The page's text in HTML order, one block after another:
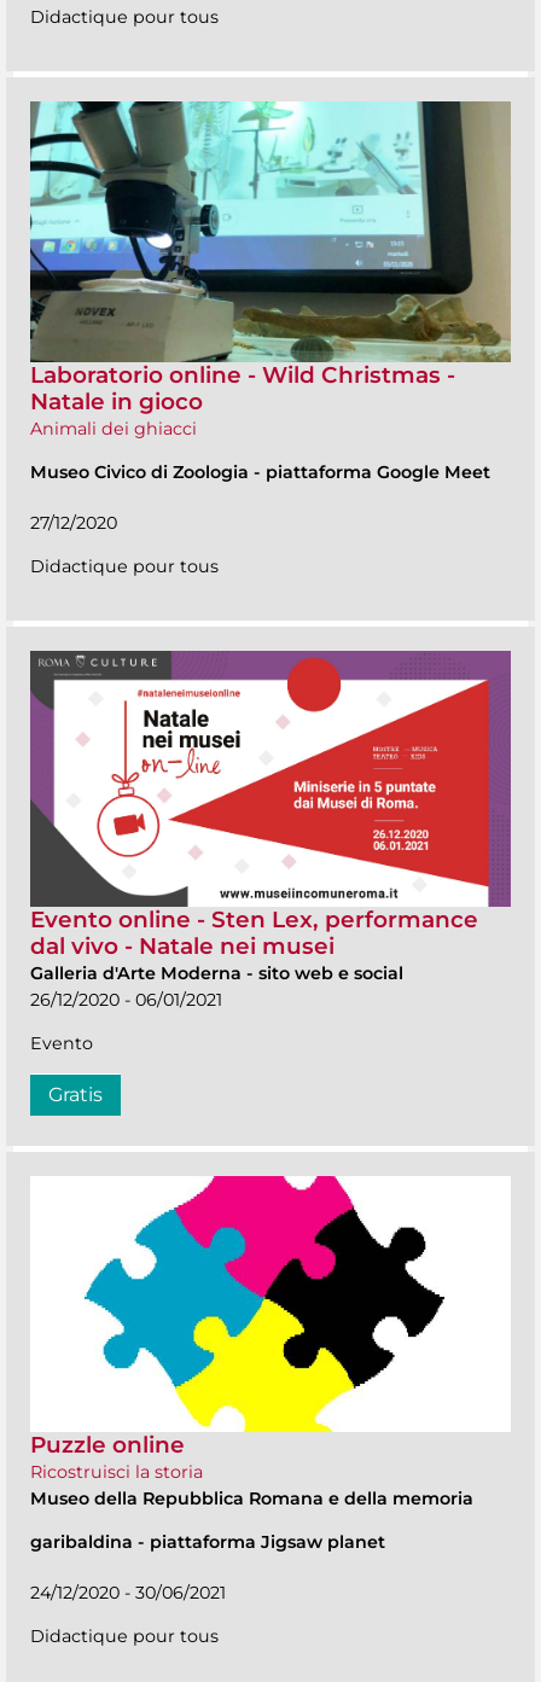
Didactique pour tous
Laboratorio online - Wild Christmas -
Natale in gioco
Animali dei ghiacci
Museo Civico di Zoologia - piattaforma Google Meet
27/12/2020
Didactique pour tous
Evento online - Sten Lex, performance
dal vivo - Natale nei musei
Galleria d'Arte Moderna - sito web e social
26/12/2020 - 06/01/2021
Evento
Gratis
Puzzle online
Ricostruisci la storia
Museo della Repubblica Romana e della memoria
garibaldina - piattaforma Jigsaw planet
24/12/2020 - 30/06/2021
Didactique pour tous